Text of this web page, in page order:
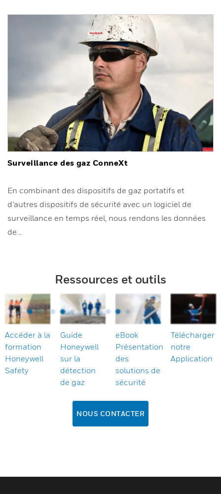
Surveillance des gaz ConneXt
En combinant des dispositifs de gaz portatifs et
d’autres dispositifs de sécurité avec un logiciel de
surveillance en temps réel, nous rendons les données
de…
Ressources et outils
Accéder à la
formation
Honeywell
Safety
Guide
Honeywell
sur la
détection
de gaz
eBook
Présentation
des
solutions de
sécurité
Télécharger
notre
Application
NOUS CONTACTER